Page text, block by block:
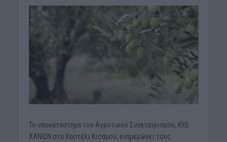
Το υποκατάστημα του Αγροτικού Συνεταιρισμού, ΚΥΔ
ΧΑΝΙΩΝ στο Καστέλι Κισάμου, ενημερώνει τους